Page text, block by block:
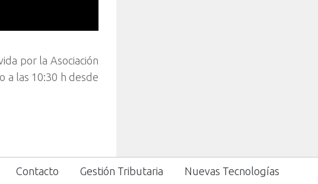
por la Asociación
a las 10:30 h desde
Contacto Gestión Tributaria Nuevas Tecnologías